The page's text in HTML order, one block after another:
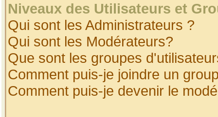
Niveaux des Utilisateurs et
Qui sont les Administrateurs ?
Qui sont les Modérateurs?
Que sont les groupes
Comment puis-je joindre un
Comment puis-je devenir le